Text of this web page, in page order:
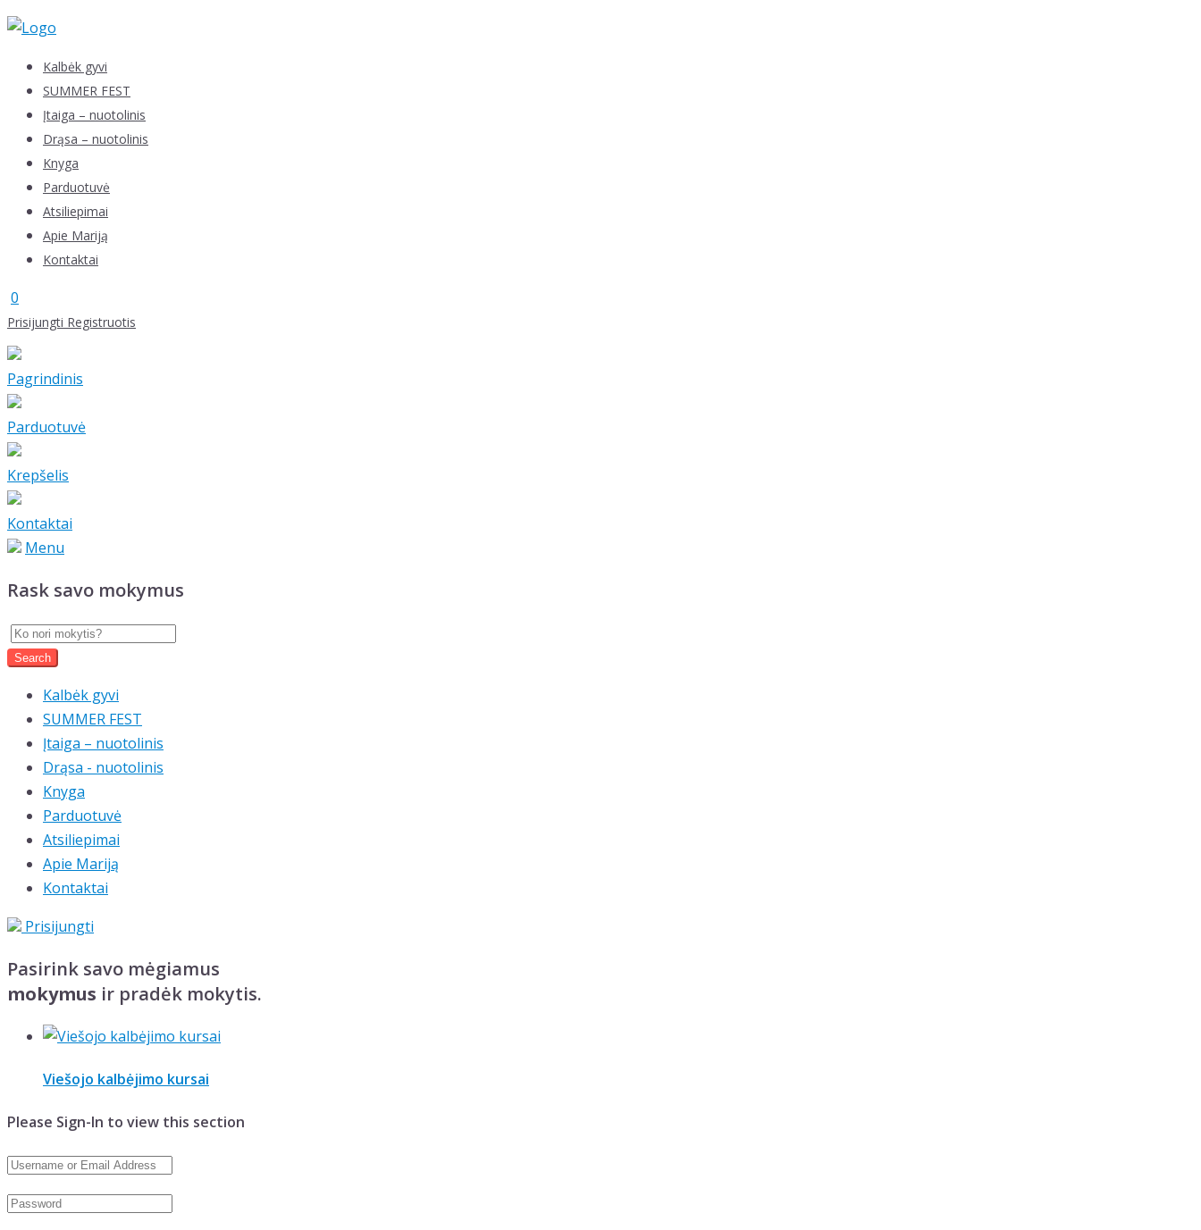
Skip
contentKalbėk gyvi
SUMMER FEST
Įtaiga – nuotolinis
Drąsa – nuotolinis
Knyga
Parduotuvė
Atsiliepimai
Apie Mariją
Kontaktai
0
Prisijungti Registruotis
Pagrindinis
Parduotuvė
Krepšelis
Kontaktai
Menu
Rask savo mokymus
Kalbėk gyvi
SUMMER FEST
Įtaiga – nuotolinis
Drąsa - nuotolinis
Knyga
Parduotuvė
Atsiliepimai
Apie Mariją
Kontaktai
Prisijungti
Pasirink savo mėgiamus
mokymus ir pradėk mokytis.
Viešojo kalbėjimo kursai
Please Sign-In to view this section